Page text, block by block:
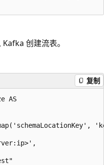
创建流表。
复制
AS